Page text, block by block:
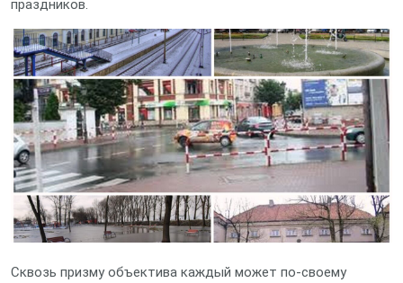
праздников.
Сквозь призму объектива каждый может по-своему